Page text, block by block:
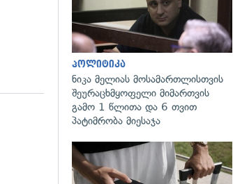
პოლიტიკა
ნიკა მელიას მოსამართლისთვის
შეურაცხმყოფელი მიმართვის
გამო 1 წლითა და 6 თვით
პატიმრობა მიესაჯა